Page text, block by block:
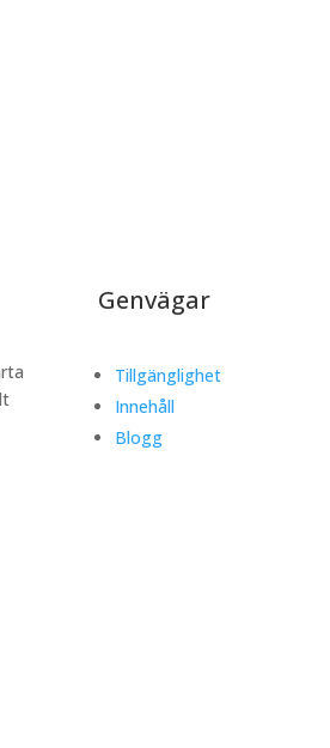
Genvägar
Tillgänglighet
Innehåll
Blogg